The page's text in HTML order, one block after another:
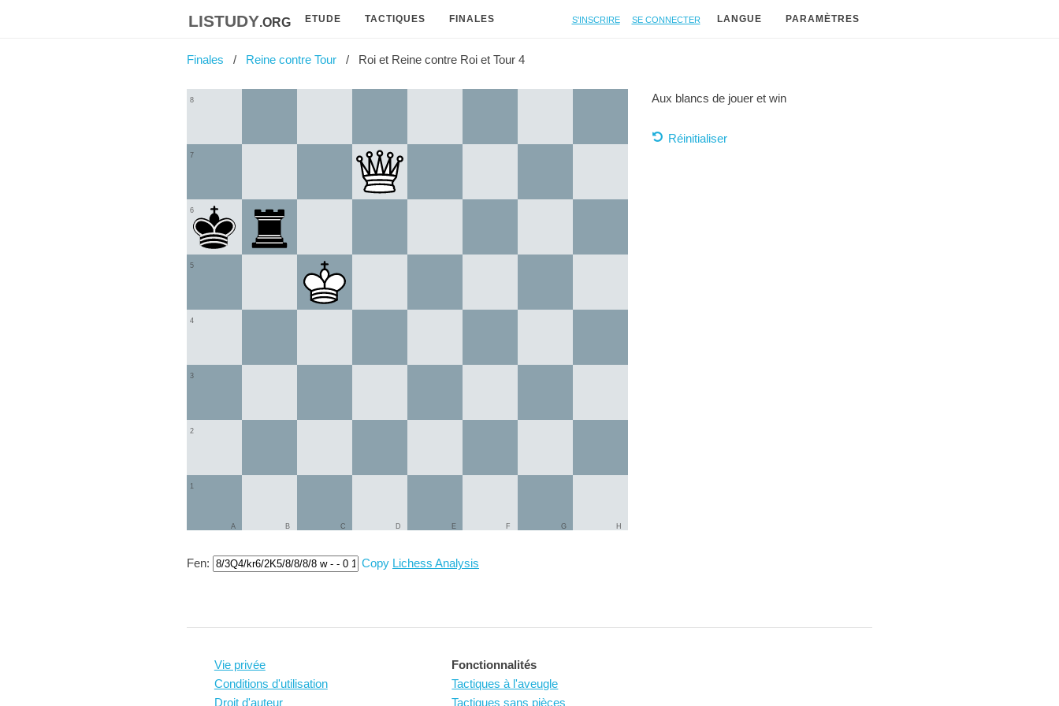
listudy.org ETUDE TACTIQUES FINALES S'inscrire Se connecter LANGUE PARAMÈTRES
Finales Reine contre Tour Roi et Reine contre Roi et Tour 4
1
2
3
4
5
6
7
8
A B C D E F G H
Aux blancs de jouer et win
Réinitialiser
Fen: Copy Lichess Analysis
Vie privée
Conditions d'utilisation
Droit d'auteur
Fonctionnalités
Tactiques à l'aveugle
Tactiques sans pièces